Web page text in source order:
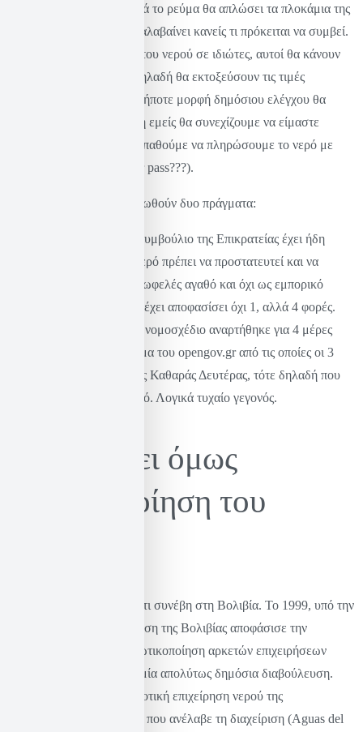
περάσει η κυβέρνηση, μετά το ρεύμα θα απλώσει τα πλοκάμια της
και στο νερό. Εύκολα καταλαβαίνει κανείς τι πρόκειται να συμβεί.
Θα ανατεθεί η διαχείριση του νερού σε ιδιώτες, αυτοί θα κάνουν
αυτό που κάνουν πάντα, δηλαδή θα εκτοξεύσουν τις τιμές
ανεξέλεγκτα, αφού οποιαδήποτε μορφή δημόσιου ελέγχου θα
απαξιωθεί. Την ίδια στιγμή εμείς θα συνεχίζουμε να είμαστε
εξαθλιωμένοι και θα προσπαθούμε να πληρώσουμε το νερό με
κάποιο επιδοματάκι (water pass???).
Τώρα εδώ αξίζει να σημειωθούν δυο πράγματα:
Το ένα είναι ότι το Συμβούλιο της Επικρατείας έχει ήδη
αποφασίσει ότι το νερό πρέπει να προστατευτεί και να
διαχειριστεί ως κοινωφελές αγαθό και όχι ως εμπορικό
προϊόν. Μάλιστα το έχει αποφασίσει όχι 1, αλλά 4 φορές.
Το άλλο είναι ότι το νομοσχέδιο αναρτήθηκε για 4 μέρες
μόνο στην πλατφόρμα του opengov.gr από τις οποίες οι 3
ήταν το τριήμερο της Καθαράς Δευτέρας, τότε δηλαδή που
όλοι πετάνε χαρταετό. Λογικά τυχαίο γεγονός.
Τι σημαίνει όμως
ιδιωτικοποίηση του
Ας δούμε για παράδειγμα τι συνέβη στη Βολιβία. Το 1999, υπό την
πίεση του ΔΝΤ, η κυβέρνηση της Βολιβίας αποφάσισε την
αποκρατικοποίηση και ιδιωτικοποίηση αρκετών επιχειρήσεων
κοινής ωφέλειας χωρίς καμία απολύτως δημόσια διαβούλευση.
Μια από αυτές ήταν η δημοτική επιχείρηση νερού της
Κοτσαμπάμπα. Η εταιρεία που ανέλαβε τη διαχείριση (Aguas del